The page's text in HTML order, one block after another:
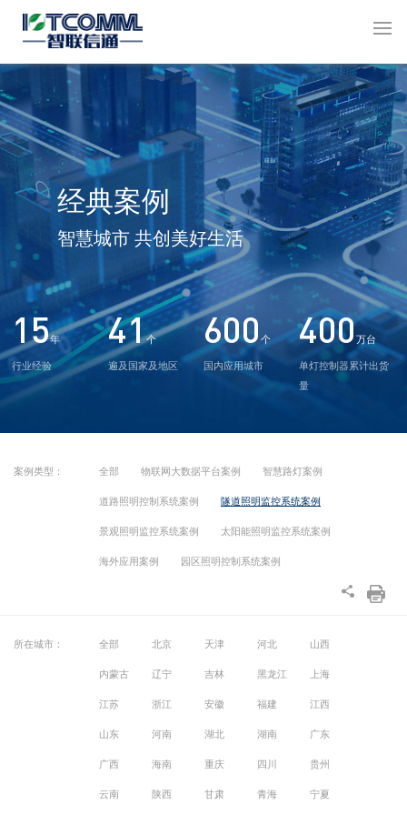
经典案例
智慧城市 共创美好生活
15年
行业经验
41个
遍及国家及地区
600个
国内应用城市
400万台
单灯控制器累计出货
量
案例类型： 全部 物联网大数据平台案例 智慧路灯案例
道路照明控制系统案例 隧道照明监控系统案例
景观照明监控系统案例 太阳能照明监控系统案例
海外应用案例 园区照明控制系统案例
所在城市： 全部 北京 天津 河北 山西
内蒙古 辽宁 吉林 黑龙江 上海
江苏 浙江 安徽 福建 江西
山东 河南 湖北 湖南 广东
广西 海南 重庆 四川 贵州
云南 陕西 甘肃 青海 宁夏